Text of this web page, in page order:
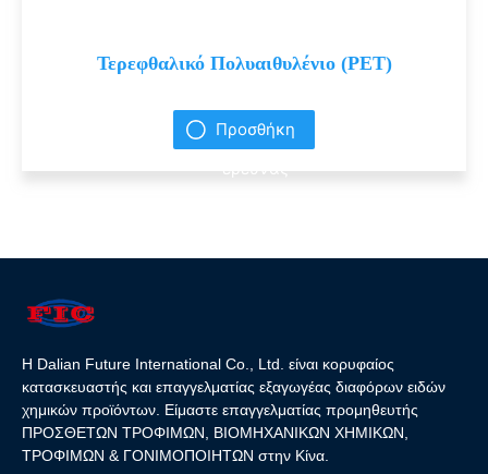
Τερεφθαλικό Πολυαιθυλένιο (PET)
Προσθήκη
έρευνας
Η Dalian Future International Co., Ltd. είναι κορυφαίος
κατασκευαστής και επαγγελματίας εξαγωγέας διαφόρων ειδών
χημικών προϊόντων. Είμαστε επαγγελματίας προμηθευτής
ΠΡΟΣΘΕΤΩΝ ΤΡΟΦΙΜΩΝ, ΒΙΟΜΗΧΑΝΙΚΩΝ ΧΗΜΙΚΩΝ,
ΤΡΟΦΙΜΩΝ & ΓΟΝΙΜΟΠΟΙΗΤΩΝ στην Κίνα.